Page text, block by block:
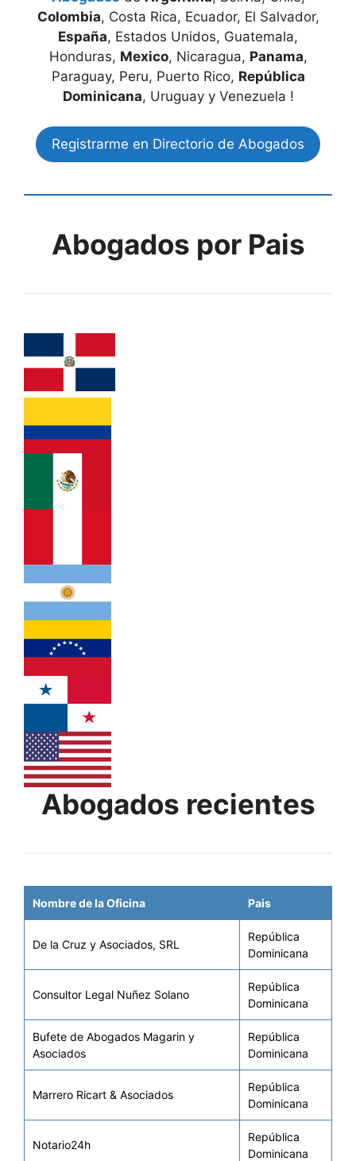
Colombia, Costa Rica, Ecuador, El Salvador,
España, Estados Unidos, Guatemala,
Honduras, Mexico, Nicaragua, Panama,
Paraguay, Peru, Puerto Rico, República
Dominicana, Uruguay y Venezuela !
Registrarme en Directorio de Abogados
Abogados por Pais
Abogados recientes
Nombre de la Oficina Pais
De la Cruz y Asociados, SRL
República
Dominicana
Consultor Legal Nuñez Solano
República
Dominicana
Bufete de Abogados Magarin y
Asociados
República
Dominicana
Marrero Ricart & Asociados
República
Dominicana
Notario24h
República
Dominicana